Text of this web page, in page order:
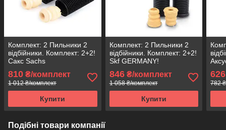
Комплект: 2 Пильники 2
відбійники. Комплект: 2+2!
Сакс Sachs
810 ₴/комплект
1 012 ₴/комплект
Купити
Комплект: 2 Пильники 2
відбійники. Комплект: 2+2!
Skf GERMANY!
846₴/комплект
1 058 ₴/комплект
Купити
626
782
Подібні товари компанії